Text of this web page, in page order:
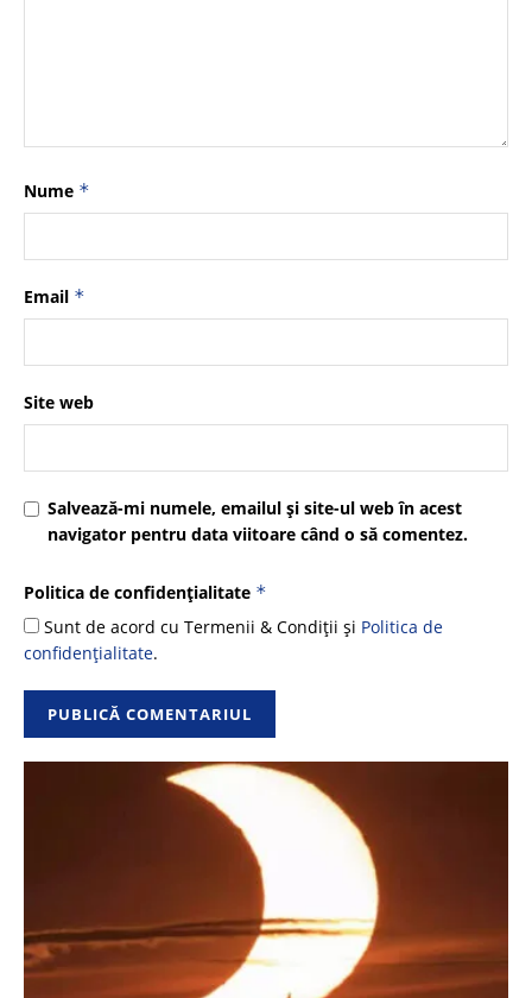
Nume *
Email *
Site web
Salvează-mi numele, emailul și site-ul web în acest
navigator pentru data viitoare când o să comentez.
Politica de confidențialitate *
Sunt de acord cu Termenii & Condiții și Politica de
confidențialitate.